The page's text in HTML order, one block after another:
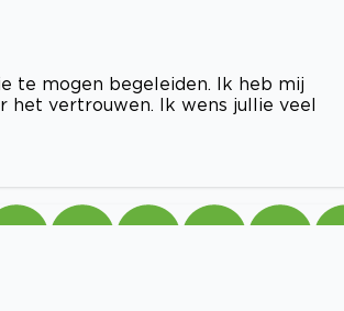
te mogen begeleiden. Ik heb mij
het vertrouwen. Ik wens jullie veel